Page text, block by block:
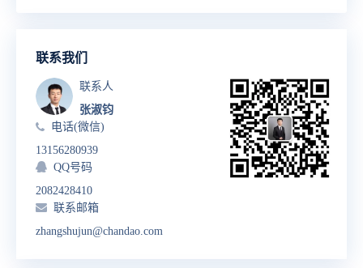
联系我们
联系人
张淑钧
电话(微信)
13156280939
QQ号码
2082428410
联系邮箱
zhangshujun@chandao.com